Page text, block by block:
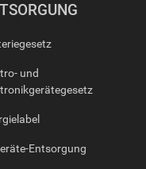
und
Entsorgung